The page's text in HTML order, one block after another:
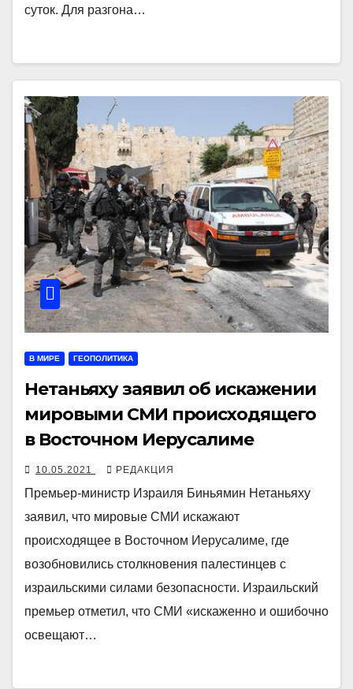
суток. Для разгона…
В МИРЕ ГЕОПОЛИТИКА
Нетаньяху заявил об искажении
мировыми СМИ происходящего
в Восточном Иерусалиме
10.05.2021 РЕДАКЦИЯ
Премьер-министр Израиля Биньямин Нетаньяху
заявил, что мировые СМИ искажают
происходящее в Восточном Иерусалиме, где
возобновились столкновения палестинцев с
израильскими силами безопасности. Израильский
премьер отметил, что СМИ «искаженно и ошибочно
освещают…